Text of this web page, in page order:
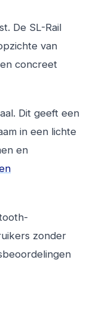
De SL-Rail
van
concreet
Dit geeft een
in een lichte
en
zonder